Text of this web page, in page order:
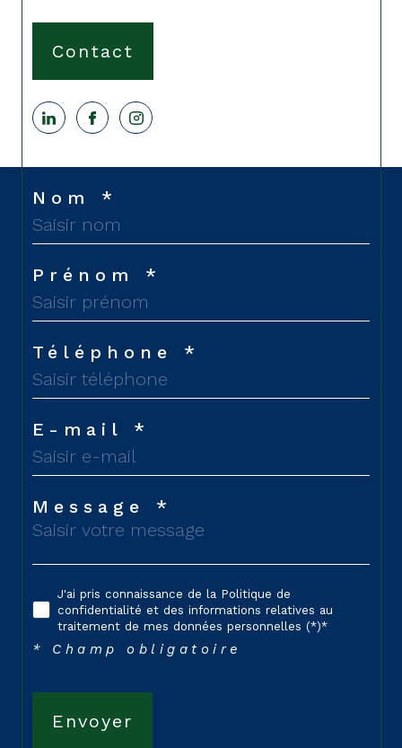
Nom *
Prénom *
Téléphone *
E-mail *
Message *
J'ai pris connaissance de la Politique de
confidentialité et des informations relatives au
traitement de mes données personnelles (*)*
Contact